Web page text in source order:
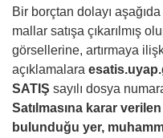
Bir borçtan dolayı
mallar satışa çıkarılmış
görsellerine, artırmaya
açıklamalara
SATIŞ sayılı dosya
Satılmasına karar
bulunduğu yer,